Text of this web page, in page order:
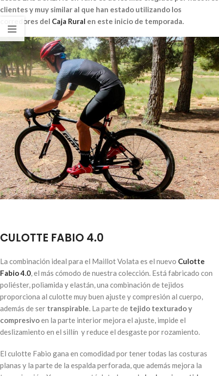
clientes y muy similar al que han estado utilizando los
corredores del Caja Rural en este inicio de temporada.
CULOTTE FABIO 4.0
La combinación ideal para el Maillot Volata es el nuevo Culotte
Fabio 4.0, el más cómodo de nuestra colección. Está fabricado con
poliéster, poliamida y elastán, una combinación de tejidos
proporciona al culotte muy buen ajuste y compresión al cuerpo,
además de ser transpirable. La parte de tejido texturado y
compresivoen la parte interior mejora el ajuste, impide el
deslizamiento en el sillín y reduce el desgaste por rozamiento.
El culotte Fabio gana en comodidad por tener todas las costuras
planas y la parte de la espalda perforada, que además mejora la